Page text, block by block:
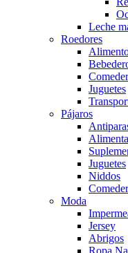
Leche
Roedores
Juguetes
Pájaros
Juguetes
Niddos
Moda
Jersey
Abrigos
Ropa